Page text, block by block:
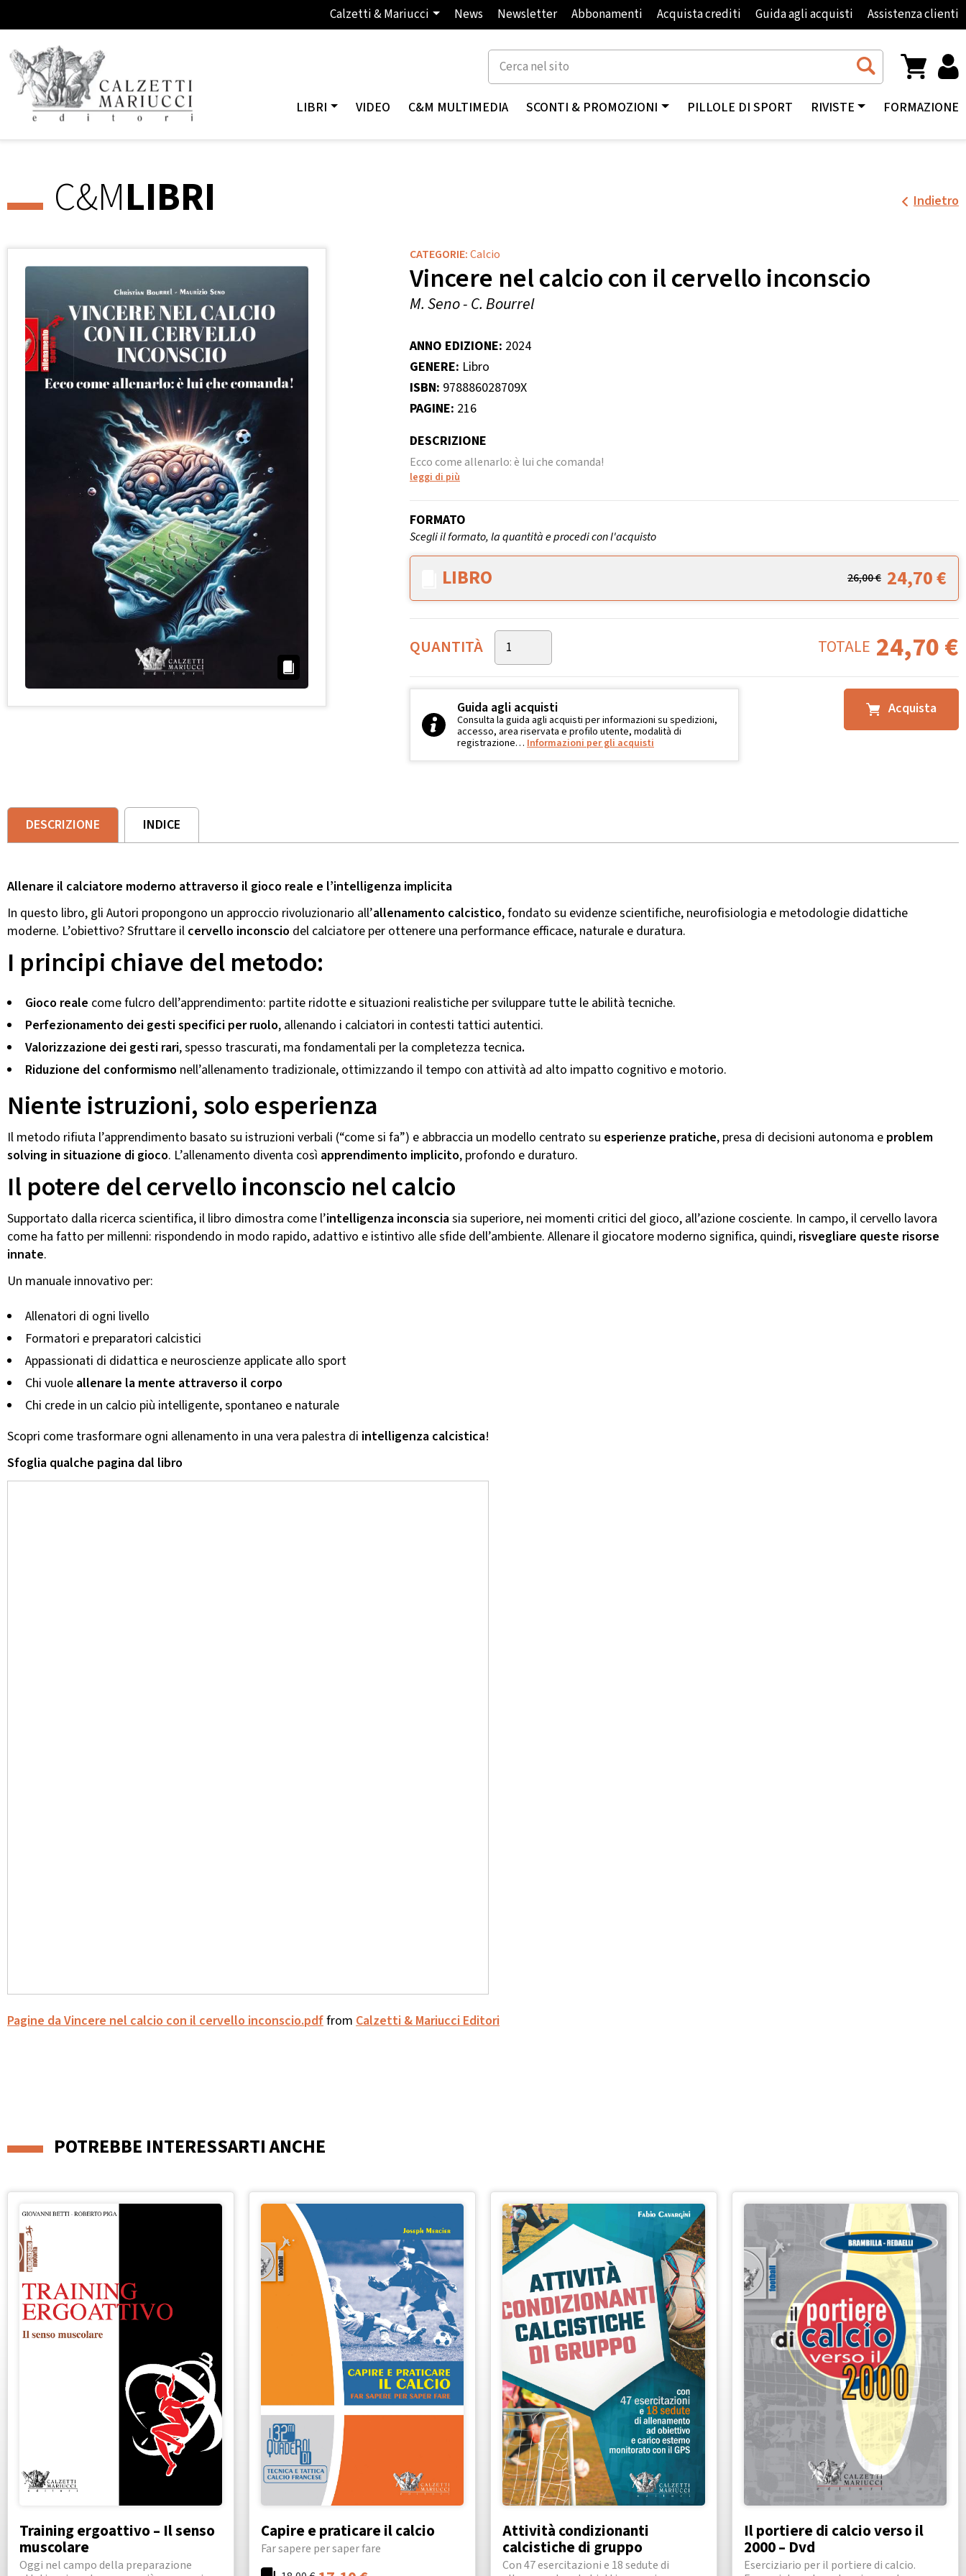
Calzetti & Mariucci News Newsletter Abbonamenti Acquista crediti Guida agli acquisti Assistenza clienti
LIBRI VIDEO C&M MULTIMEDIA SCONTI & PROMOZIONI PILLOLE DI SPORT RIVISTE FORMAZIONE
C&MLIBRI Indietro
CATEGORIE:Calcio
Vincere nel calcio con il cervello inconscio
M. Seno - C. Bourrel
ANNO EDIZIONE: 2024
GENERE: Libro
ISBN: 978886028709X
PAGINE: 216
DESCRIZIONE
Ecco come allenarlo: è lui che comanda!
leggi di più
FORMATO
Scegli il formato, la quantità e procedi con l'acquisto
LIBRO 26,00€ 24,70€
QUANTITÀ TOTALE 24,70€
Acquista
Guida agli acquisti
Consulta la guida agli acquisti per informazioni su spedizioni,
accesso, area riservata e profilo utente, modalità di
registrazione… Informazioni per gli acquisti
DESCRIZIONE INDICE
Allenare il calciatore moderno attraverso il gioco reale e l’intelligenza implicita
In questo libro, gli Autori propongono un approccio rivoluzionario all’allenamento calcistico, fondato su evidenze scientifiche, neurofisiologia e metodologie didattiche
moderne. L’obiettivo? Sfruttare il cervello inconscio del calciatore per ottenere una performance efficace, naturale e duratura.
I principi chiave del metodo:
Gioco reale come fulcro dell’apprendimento: partite ridotte e situazioni realistiche per sviluppare tutte le abilità tecniche.
Perfezionamento dei gesti specifici per ruolo, allenando i calciatori in contesti tattici autentici.
Valorizzazione dei gesti rari, spesso trascurati, ma fondamentali per la completezza tecnica.
Riduzione del conformismo nell’allenamento tradizionale, ottimizzando il tempo con attività ad alto impatto cognitivo e motorio.
Niente istruzioni, solo esperienza
Il metodo rifiuta l’apprendimento basato su istruzioni verbali (“come si fa”) e abbraccia un modello centrato su esperienze pratiche, presa di decisioni autonoma e problem
solving in situazione di gioco. L’allenamento diventa così apprendimento implicito, profondo e duraturo.
Il potere del cervello inconscio nel calcio
Supportato dalla ricerca scientifica, il libro dimostra come l’intelligenza inconsciasia superiore, nei momenti critici del gioco, all’azione cosciente. In campo, il cervello lavora
come ha fatto per millenni: rispondendo in modo rapido, adattivo e istintivo alle sfide dell’ambiente. Allenare il giocatore moderno significa, quindi, risvegliare queste risorse
innate.
Un manuale innovativo per:
Allenatori di ogni livello
Formatori e preparatori calcistici
Appassionati di didattica e neuroscienze applicate allo sport
Chi vuole allenare la mente attraverso il corpo
Chi crede in un calcio più intelligente, spontaneo e naturale
Scopri come trasformare ogni allenamento in una vera palestra di intelligenza calcistica!
Sfoglia qualche pagina dal libro
Pagine da Vincere nel calcio con il cervello inconscio.pdffrom Calzetti & Mariucci Editori
POTREBBE INTERESSARTI ANCHE
Training ergoattivo – Il senso
muscolare
Oggi nel campo della preparazione
Capire e praticare il calcio
Far sapere per saper fare
Attività condizionanti
calcistiche di gruppo
Con 47 esercitazioni e 18 sedute di
Il portiere di calcio verso il
2000 – Dvd
Eserciziario per il portiere di calcio.